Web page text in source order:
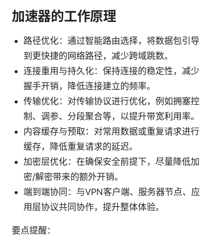
加速器的工作原理
路径优化：通过智能路由选择，将数据包引导
到更快捷的网络路径，减少跨域跳数。
连接重用与持久化：保持连接的稳定性，减少
握手开销，降低连接建立的频率。
传输优化：对传输协议进行优化，例如拥塞控
制、调参、分段聚合等，以提升带宽利用率。
内容缓存与预取：对常用数据或重复请求进行
缓存，降低重复请求的延迟。
加密层优化：在确保安全前提下，尽量降低加
密/解密带来的额外开销。
端到端协同：与VPN客户端、服务器节点、应
用层协议共同协作，提升整体体验。
要点提醒：